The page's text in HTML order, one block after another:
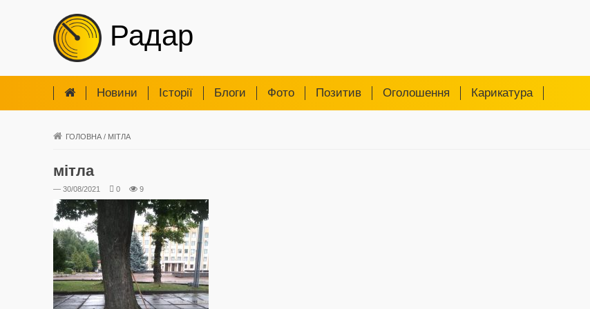
Радар
Новини Iсторії Блоги Фото Позитив Оголошення Карикатура
ГОЛОВНА / МІТЛА
мітла
— 30/08/2021 0 9